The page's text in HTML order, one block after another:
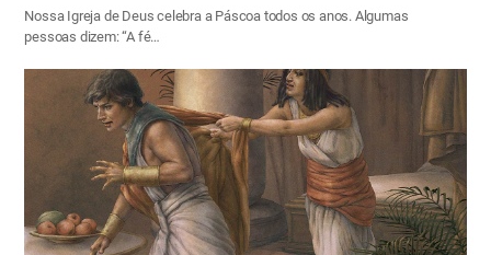
Nossa Igreja de Deus celebra a Páscoa todos os anos. Algumas
pessoas dizem: “A fé…